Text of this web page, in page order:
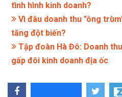
tình hình kinh doanh?
Vì đâu doanh thu "ông
tăng đột biến?
Tập đoàn Hà Đô: Doanh
gấp đôi kinh doanh địa ốc